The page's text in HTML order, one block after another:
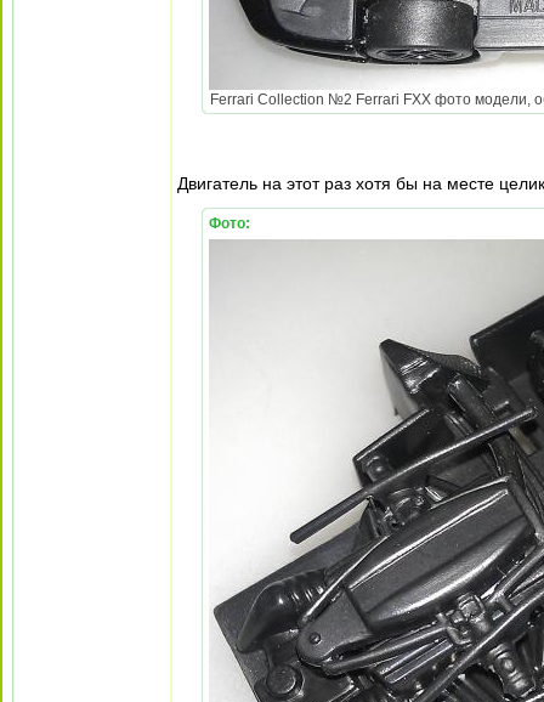
Ferrari Collection №2 Ferrari FXX фото модели,
Двигатель на этот раз хотя бы на месте
Фото: